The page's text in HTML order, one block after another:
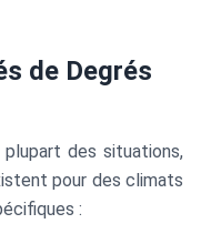
de Degrés
des situations,
pour des climats
: